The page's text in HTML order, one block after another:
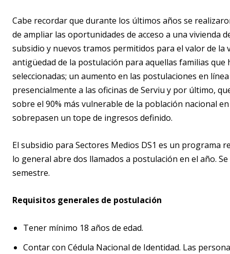
Cabe recordar que durante los últimos años se
de ampliar las oportunidades de acceso a una vivienda
subsidio y nuevos tramos permitidos para el valor de
antigüedad de la postulación para aquellas familias
seleccionadas; un aumento en las postulaciones en
presencialmente a las oficinas de Serviu y por último,
sobre el 90% más vulnerable de la población nacional
sobrepasen un tope de ingresos definido.
El subsidio para Sectores Medios DS1 es un programa
lo general abre dos llamados a postulación en el año.
semestre.
Requisitos generales de postulación
Tener mínimo 18 años de edad.
Contar con Cédula Nacional de Identidad. Las